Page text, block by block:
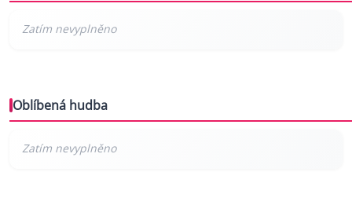
Oblíbená hudba